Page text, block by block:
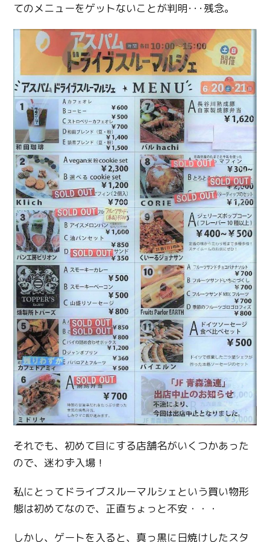
てのメニューをゲットないことが判明･･･残念。
それでも、初めて目にする店舗名がいくつかあった
ので、迷わず入場！
私にとってドライブスルーマルシェという買い物形
態は初めてなので、正直ちょっと不安・・・
しかし、ゲートを入ると、真っ黒に日焼けしたスタ